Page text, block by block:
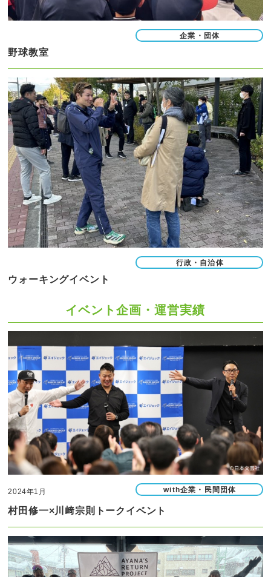
企業・団体
野球教室
行政・自治体
ウォーキングイベント
イベント企画・運営実績
2024年1月 with企業・民間団体
村田修一×川﨑宗則トークイベント